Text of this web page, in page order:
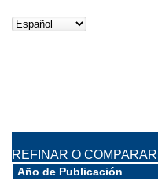
REFINAR O COMPARAR
Año de Publicación